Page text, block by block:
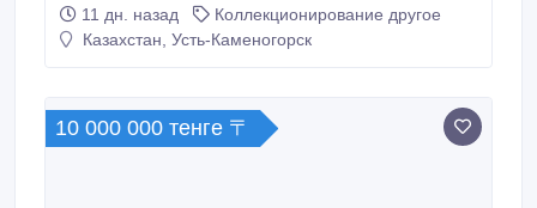
11 дн. назад
Коллекционирование другое
Казахстан, Усть-Каменогорск
10 000 000 тенге 〒